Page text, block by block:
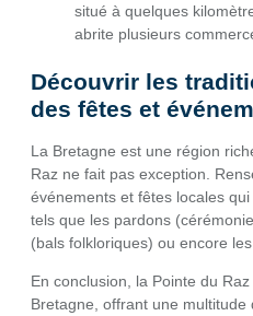
situé à quelques
abrite plusieurs
Découvrir les
des fêtes et
La Bretagne est une région
Raz ne fait pas exception.
événements et fêtes locales
tels que les pardons
(bals folkloriques) ou encore
En conclusion, la Pointe du
Bretagne, offrant une multitude